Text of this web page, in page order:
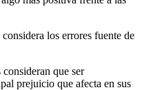
los errores fuente de
que ser
prejuicio que afecta en sus